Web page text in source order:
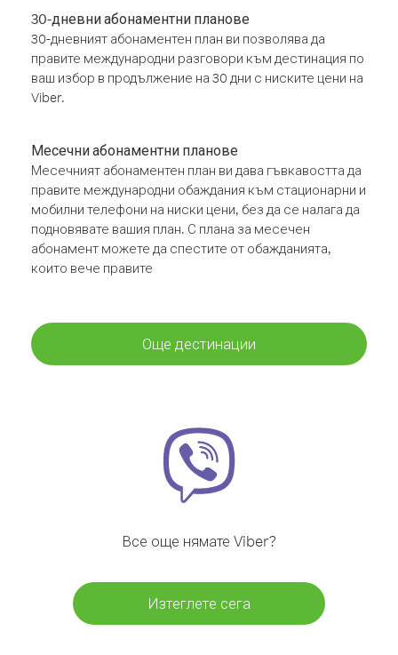
30-дневни абонаментни планове
30-дневният абонаментен план ви позволява да
правите международни разговори към дестинация по
ваш избор в продължение на 30 дни с ниските цени на
Viber.
Месечни абонаментни планове
Месечният абонаментен план ви дава гъвкавостта да
правите международни обаждания към стационарни и
мобилни телефони на ниски цени, без да се налага да
подновявате вашия план. С плана за месечен
абонамент можете да спестите от обажданията,
които вече правите
Още дестинации
Все още нямате Viber?
Изтеглете сега